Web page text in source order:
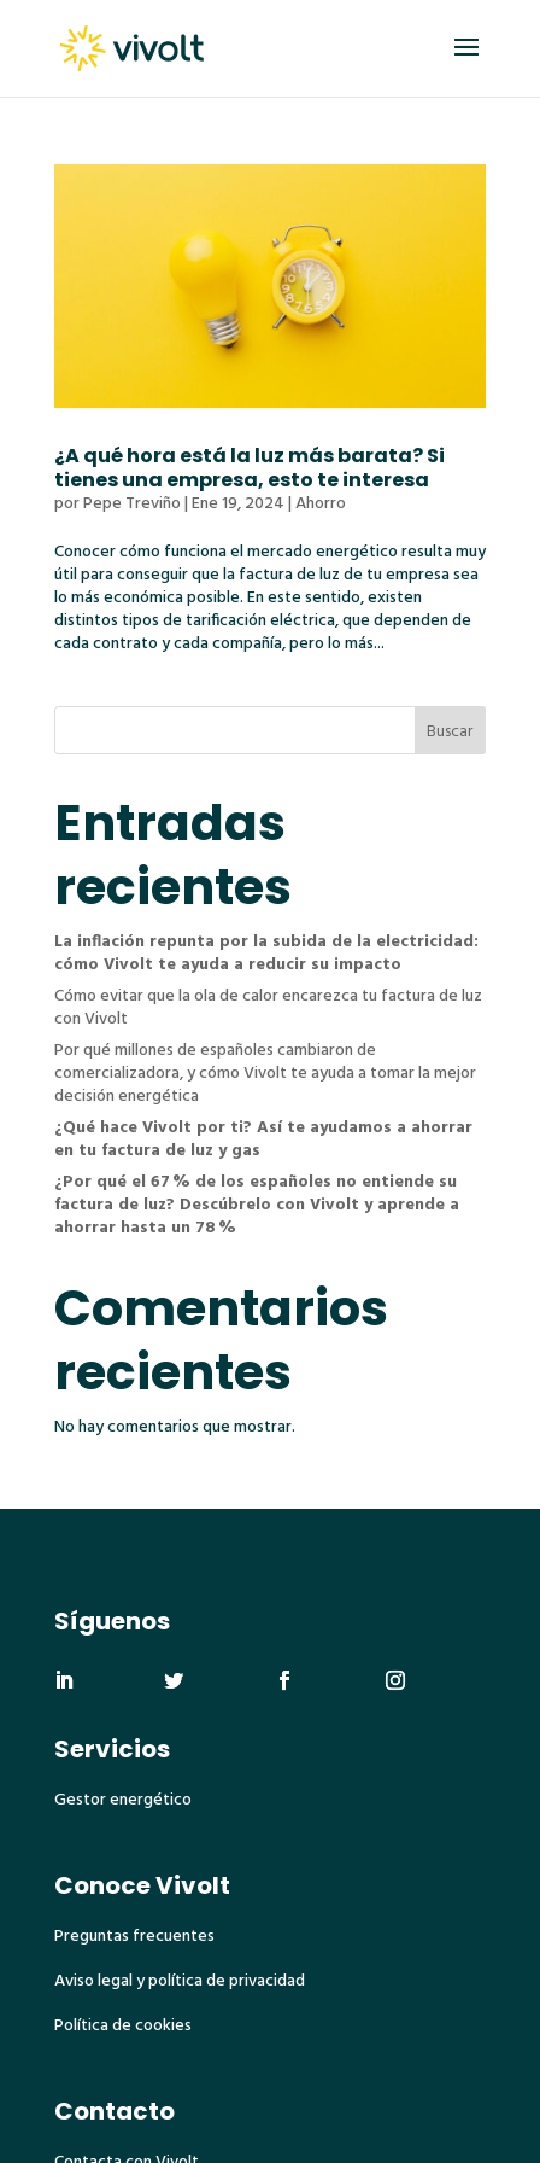
¿A qué hora está la luz más barata? Si
tienes una empresa, esto te interesa
porPepe Treviño|Ene 19, 2024|Ahorro
Conocer cómo funciona el mercado energético resulta muy
útil para conseguir que la factura de luz de tu empresa sea
lo más económica posible. En este sentido, existen
distintos tipos de tarificación eléctrica, que dependen de
cada contrato y cada compañía, pero lo más...
Buscar
Entradas
recientes
La inflación repunta por la subida de la electricidad:
cómo Vivolt te ayuda a reducir su impacto
Cómo evitar que la ola de calor encarezca tu factura de luz
con Vivolt
Por qué millones de españoles cambiaron de
comercializadora, y cómo Vivolt te ayuda a tomar la mejor
decisión energética
¿Qué hace Vivolt por ti? Así te ayudamos a ahorrar
en tu factura de luz y gas
¿Por qué el 67 % de los españoles no entiende su
factura de luz? Descúbrelo con Vivolt y aprende a
ahorrar hasta un 78 %
Comentarios
recientes
No hay comentarios que mostrar.
Servicios
Gestor energético
Conoce Vivolt
Preguntas frecuentes
Aviso legal y política de privacidad
Política de cookies
Contacto
Síguenos